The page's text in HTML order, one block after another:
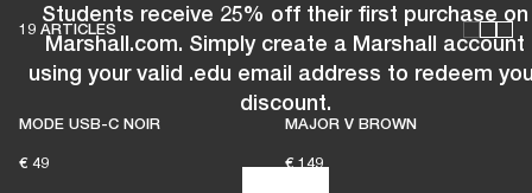
Students receive 25% off their first purchase on
Marshall.com. Simply create a Marshall account
using your valid .edu email address to redeem
discount.
19 ARTICLES
MODE USB-C NOIR
€ 49
MAJOR V BROWN
€ 149